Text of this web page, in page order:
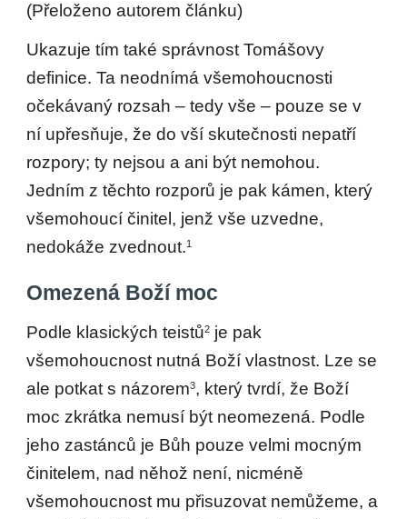
(Přeloženo autorem článku)
Ukazuje tím také správnost Tomášovy
definice. Ta neodnímá všemohoucnosti
očekávaný rozsah – tedy vše – pouze se v
ní upřesňuje, že do vší skutečnosti nepatří
rozpory; ty nejsou a ani být nemohou.
Jedním z těchto rozporů je pak kámen, který
všemohoucí činitel, jenž vše uzvedne,
nedokáže zvednout.1
Omezená Boží moc
Podle klasických teistů2 je pak
všemohoucnost nutná Boží vlastnost. Lze se
ale potkat s názorem3, který tvrdí, že Boží
moc zkrátka nemusí být neomezená. Podle
jeho zastánců je Bůh pouze velmi mocným
činitelem, nad něhož není, nicméně
všemohoucnost mu přisuzovat nemůžeme, a